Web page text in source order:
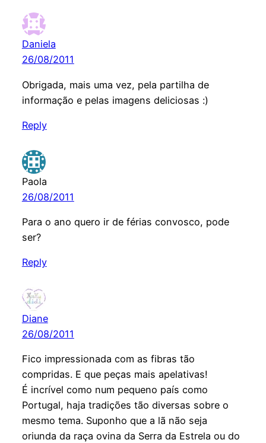
Daniela
26/08/2011
Obrigada, mais uma vez, pela partilha de
informação e pelas imagens deliciosas :)
Reply
Paola
26/08/2011
Para o ano quero ir de férias convosco, pode
ser?
Reply
Diane
26/08/2011
Fico impressionada com as fibras tão
compridas. E que peças mais apelativas!
É incrível como num pequeno país como
Portugal, haja tradições tão diversas sobre o
mesmo tema. Suponho que a lã não seja
oriunda da raça ovina da Serra da Estrela ou do